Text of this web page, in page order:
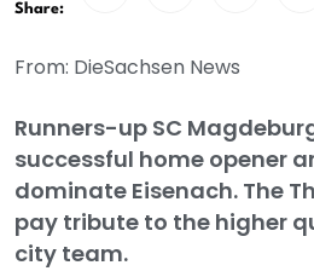
Share:
From: DieSachsen News
Runners-up SC
successful home opener
dominate Eisenach. The
pay tribute to the higher
city team.